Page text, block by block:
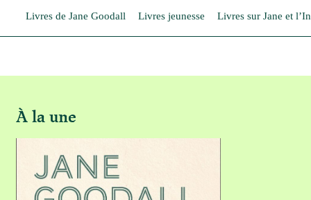
Livres de Jane Goodall Livres jeunesse Livres sur Jane et
À la une